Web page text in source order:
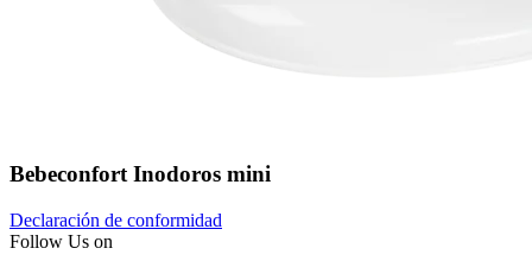
Bebeconfort Inodoros mini
Declaración de conformidad
Follow Us on